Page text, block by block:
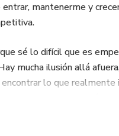
mantenerme y
sé lo difícil que es
mucha ilusión allá
lo que realmente
que estés dentro.